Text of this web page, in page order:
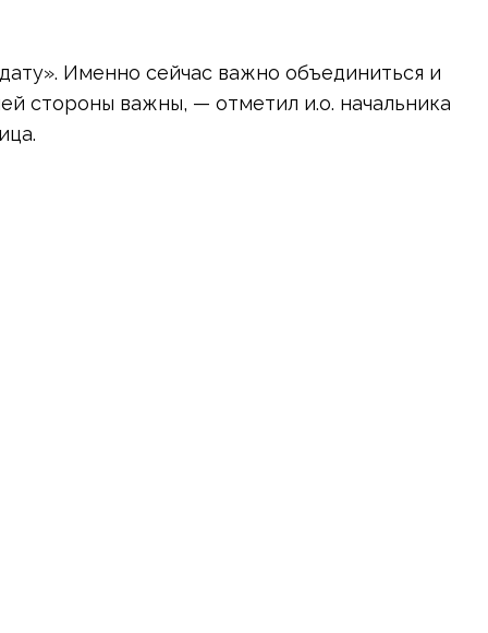
Именно сейчас важно объединиться и
стороны важны, — отметил и.о. начальника